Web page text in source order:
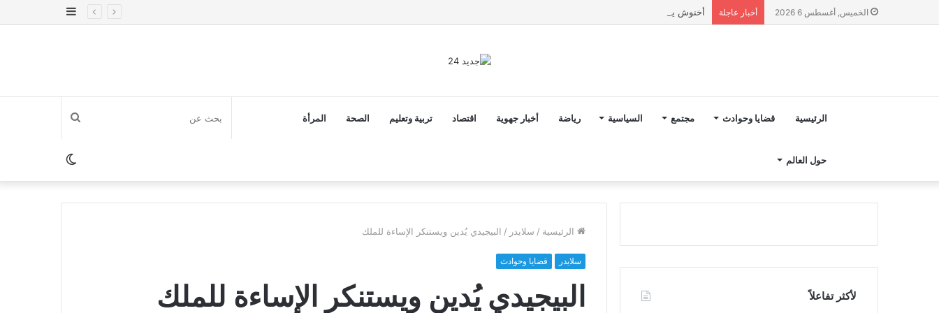
الخميس, أغسطس 6 2026 أخبار عاجلة أخنوش يؤكد في المذكرة التوجيهية حول ميزانية 2027 أن ثوابت العدالة الاجتماعية والمجالية خيار استراتيجي للبلاد
إضافة
الرئيسية قضايا وحوادث مجتمع السياسية رياضة أخبار جهوية اقتصاد تربية وتعليم الصحة المرأة
حول العالم
بحث
عنالوضع
المظلم
الرئيسية / سلايدر / البيجيدي يُدين ويستنكر الإساءة للملك
سلايدر قضايا وحوادث
البيجيدي يُدين ويستنكر الإساءة للملك لأكثر تفاعلاً